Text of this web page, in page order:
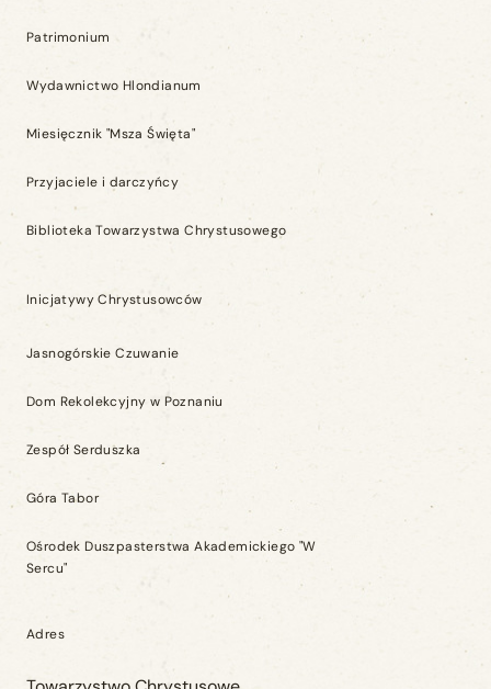
Patrimonium
Wydawnictwo Hlondianum
Miesięcznik "Msza Święta"
Przyjaciele i darczyńcy
Biblioteka Towarzystwa Chrystusowego
Inicjatywy Chrystusowców
Jasnogórskie Czuwanie
Dom Rekolekcyjny w Poznaniu
Zespół Serduszka
Góra Tabor
Ośrodek Duszpasterstwa Akademickiego "W
Sercu"
Adres